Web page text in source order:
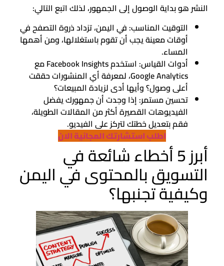
النشر هو بداية الوصول إلى الجمهور، لذلك اتبع التالي:
التوقيت المناسب: في اليمن، تزداد ذروة التصفح في
أوقات معينة يجب أن تقوم باستغلالها، ومن أهمها
المساء.
أدوات القياس: استخدم Facebook Insights مع
Google Analytics، لمعرفة أي المنشورات حققت
أعلى وصول؟ وأيها أدى لزيادة المبيعات؟
تحسين مستمر: إذا وجدت أن جمهورك يفضل
الفيديوهات القصيرة أكثر من المقالات الطويلة،
فقم بتعديل خطتك لتركز على الفيديو.
اطلب استشارتك المجانية الان
أبرز 5 أخطاء شائعة في
التسويق بالمحتوى في اليمن
وكيفية تجنبها؟